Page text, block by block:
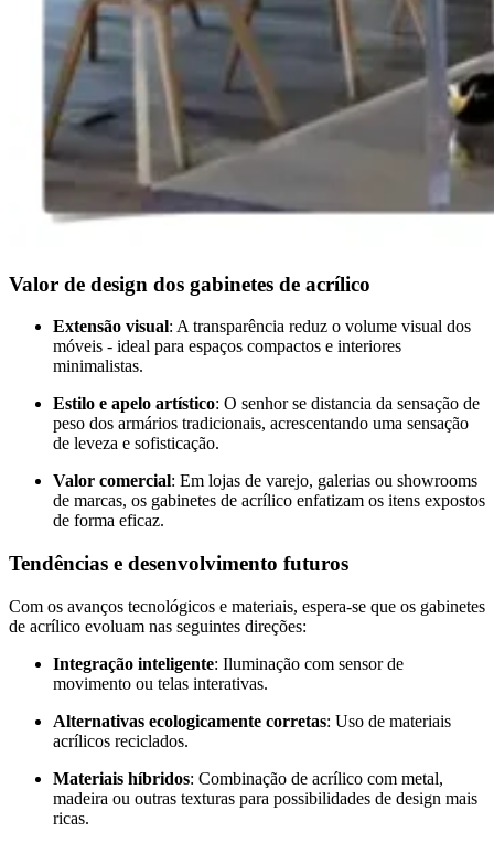
Valor de design dos gabinetes de acrílico
Extensão visual: A transparência reduz o volume visual dos
móveis - ideal para espaços compactos e interiores
minimalistas.
Estilo e apelo artístico: O senhor se distancia da sensação de
peso dos armários tradicionais, acrescentando uma sensação
de leveza e sofisticação.
Valor comercial: Em lojas de varejo, galerias ou showrooms
de marcas, os gabinetes de acrílico enfatizam os itens expostos
de forma eficaz.
Tendências e desenvolvimento futuros
Com os avanços tecnológicos e materiais, espera-se que os gabinetes
de acrílico evoluam nas seguintes direções:
Integração inteligente: Iluminação com sensor de
movimento ou telas interativas.
Alternativas ecologicamente corretas: Uso de materiais
acrílicos reciclados.
Materiais híbridos: Combinação de acrílico com metal,
madeira ou outras texturas para possibilidades de design mais
ricas.